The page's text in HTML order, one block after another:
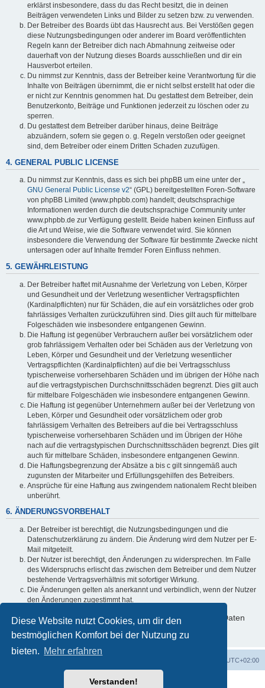
Diese Website nutzt Cookies, um dir den
bestmöglichen Komfort bei der Nutzung zu
bieten. Mehr erfahren
Verstanden!
erklärst insbesondere, dass du das Recht besitzt, die in deinen
Beiträgen verwendeten Links und Bilder zu setzen bzw. zu verwenden.
Der Betreiber des Boards übt das Hausrecht aus. Bei Verstößen gegen
diese Nutzungsbedingungen oder anderer im Board veröffentlichten
Regeln kann der Betreiber dich nach Abmahnung zeitweise oder
dauerhaft von der Nutzung dieses Boards ausschließen und dir ein
Hausverbot erteilen.
Du nimmst zur Kenntnis, dass der Betreiber keine Verantwortung für die
Inhalte von Beiträgen übernimmt, die er nicht selbst erstellt hat oder die
er nicht zur Kenntnis genommen hat. Du gestattest dem Betreiber, dein
Benutzerkonto, Beiträge und Funktionen jederzeit zu löschen oder zu
sperren.
Du gestattest dem Betreiber darüber hinaus, deine Beiträge
abzuändern, sofern sie gegen o. g. Regeln verstoßen oder geeignet
sind, dem Betreiber oder einem Dritten Schaden zuzufügen.
4. GENERAL PUBLIC LICENSE
Du nimmst zur Kenntnis, dass es sich bei phpBB um eine unter der „
GNU General Public License v2“ (GPL) bereitgestellten Foren-Software
von phpBB Limited (www.phpbb.com) handelt; deutschsprachige
Informationen werden durch die deutschsprachige Community unter
www.phpbb.de zur Verfügung gestellt. Beide haben keinen Einfluss auf
die Art und Weise, wie die Software verwendet wird. Sie können
insbesondere die Verwendung der Software für bestimmte Zwecke nicht
untersagen oder auf Inhalte fremder Foren Einfluss nehmen.
5. GEWÄHRLEISTUNG
Der Betreiber haftet mit Ausnahme der Verletzung von Leben, Körper
und Gesundheit und der Verletzung wesentlicher Vertragspflichten
(Kardinalpflichten) nur für Schäden, die auf ein vorsätzliches oder grob
fahrlässiges Verhalten zurückzuführen sind. Dies gilt auch für mittelbare
Folgeschäden wie insbesondere entgangenen Gewinn.
Die Haftung ist gegenüber Verbrauchern außer bei vorsätzlichem oder
grob fahrlässigem Verhalten oder bei Schäden aus der Verletzung von
Leben, Körper und Gesundheit und der Verletzung wesentlicher
Vertragspflichten (Kardinalpflichten) auf die bei Vertragsschluss
typischerweise vorhersehbaren Schäden und im übrigen der Höhe nach
auf die vertragstypischen Durchschnittsschäden begrenzt. Dies gilt auch
für mittelbare Folgeschäden wie insbesondere entgangenen Gewinn.
Die Haftung ist gegenüber Unternehmern außer bei der Verletzung von
Leben, Körper und Gesundheit oder vorsätzlichem oder grob
fahrlässigem Verhalten des Betreibers auf die bei Vertragsschluss
typischerweise vorhersehbaren Schäden und im Übrigen der Höhe
nach auf die vertragstypischen Durchschnittsschäden begrenzt. Dies gilt
auch für mittelbare Schäden, insbesondere entgangenen Gewinn.
Die Haftungsbegrenzung der Absätze a bis c gilt sinngemäß auch
zugunsten der Mitarbeiter und Erfüllungsgehilfen des Betreibers.
Ansprüche für eine Haftung aus zwingendem nationalem Recht bleiben
unberührt.
6. ÄNDERUNGSVORBEHALT
Der Betreiber ist berechtigt, die Nutzungsbedingungen und die
Datenschutzerklärung zu ändern. Die Änderung wird dem Nutzer per E-
Mail mitgeteilt.
Der Nutzer ist berechtigt, den Änderungen zu widersprechen. Im Falle
des Widerspruchs erlischt das zwischen dem Betreiber und dem Nutzer
bestehende Vertragsverhältnis mit sofortiger Wirkung.
Die Änderungen gelten als anerkannt und verbindlich, wenn der Nutzer
den Änderungen zugestimmt hat.
Informationen über den Umgang mit deinen persönlichen Daten
sind in der Datenschutzerklärung enthalten.
UTC+02:00
Powered byphpBB® Forum Software © phpBB Limited